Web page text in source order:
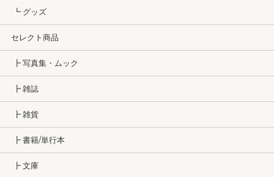
┗ グッズ
セレクト商品
┣ 写真集・ムック
┣ 雑誌
┣ 雑貨
┣ 書籍/単行本
┣ 文庫